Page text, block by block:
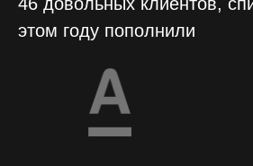
этом году пополнили